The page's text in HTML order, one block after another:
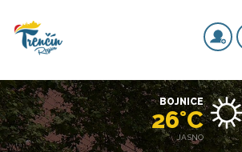
BOJNICE
26°C
JASNO